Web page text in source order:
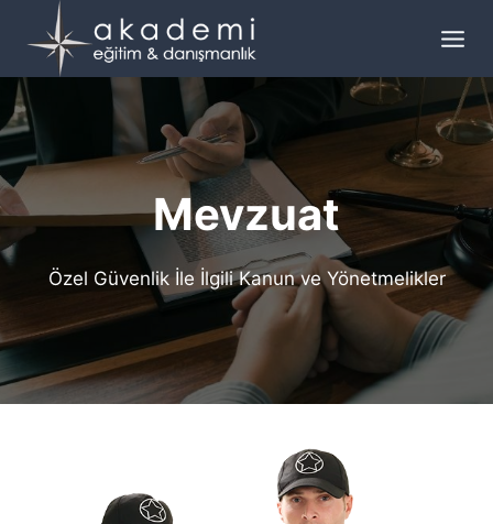
content
Mevzuat
Özel Güvenlik İle İlgili Kanun ve Yönetmelikler